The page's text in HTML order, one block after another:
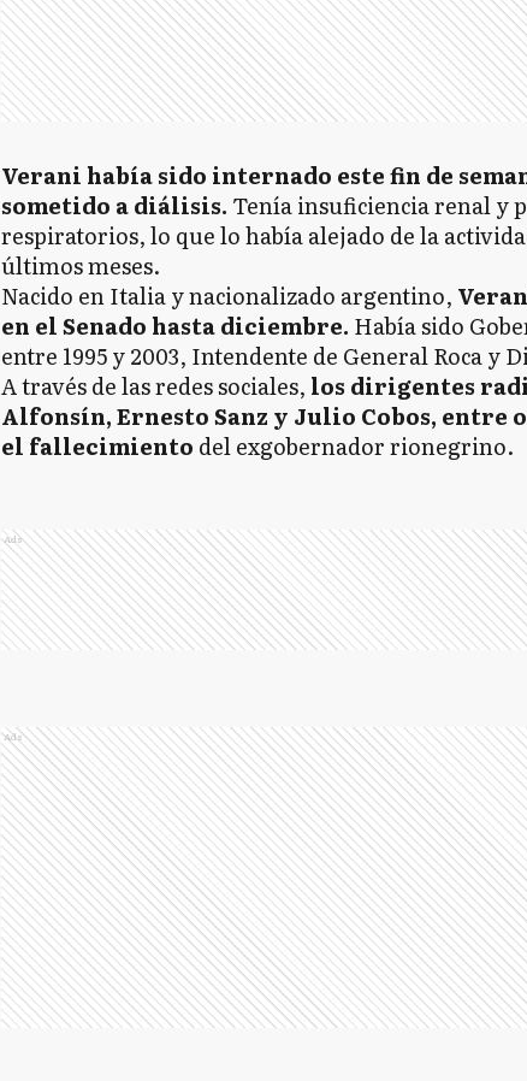
Verani había sido internado este fin de
sometido a diálisis. Tenía insuficiencia renal y
respiratorios, lo que lo había alejado de la
últimos meses.
Nacido en Italia y nacionalizado argentino,
en el Senado hasta diciembre. Había sido
entre 1995 y 2003, Intendente de General Roca y
A través de las redes sociales, los dirigentes
Alfonsín, Ernesto Sanz y Julio Cobos, entre
el fallecimiento del exgobernador rionegrino.
Ads
Ads